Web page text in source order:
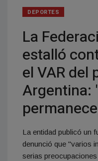
DEPORTES
La
estalló
el VAR del
Argentina:
La entidad publicó un
denunció que "varios
serias